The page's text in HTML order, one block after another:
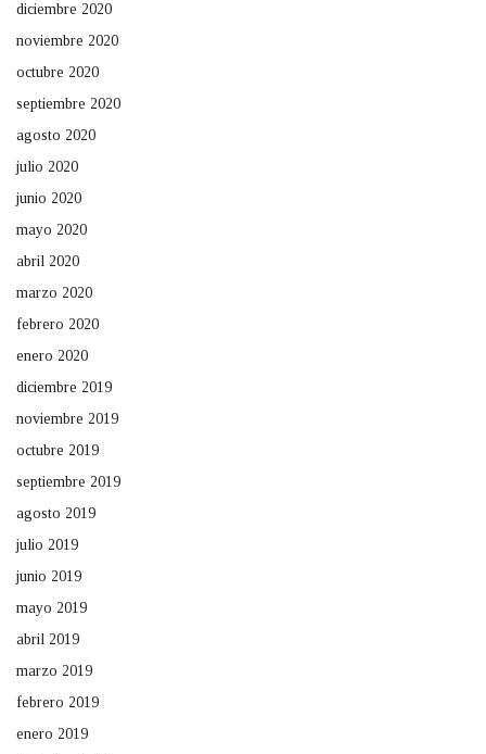
diciembre 2020
noviembre 2020
octubre 2020
septiembre 2020
agosto 2020
julio 2020
junio 2020
mayo 2020
abril 2020
marzo 2020
febrero 2020
enero 2020
diciembre 2019
noviembre 2019
octubre 2019
septiembre 2019
agosto 2019
julio 2019
junio 2019
mayo 2019
abril 2019
marzo 2019
febrero 2019
enero 2019